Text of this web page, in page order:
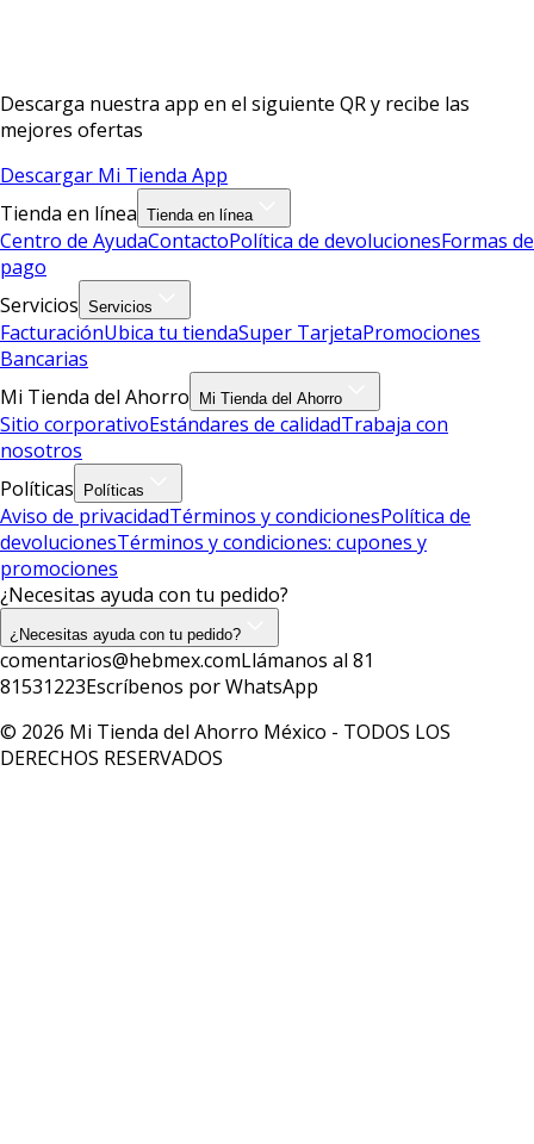
Descarga nuestra app en el siguiente QR y recibe las
mejores ofertas
Descargar Mi Tienda App
Tienda en línea Tienda en línea
Centro de AyudaContactoPolítica de devolucionesFormas de
pago
Servicios Servicios
FacturaciónUbica tu tiendaSuper TarjetaPromociones
Bancarias
Mi Tienda del Ahorro
Mi Tienda del Ahorro
Sitio corporativoEstándares de calidadTrabaja con
nosotros
Políticas
Políticas
Aviso de privacidadTérminos y condicionesPolítica de
devolucionesTérminos y condiciones: cupones y
promociones
¿Necesitas ayuda con tu pedido?
¿Necesitas ayuda con tu pedido?
comentarios@hebmex.comLlámanos al 81
81531223Escríbenos por WhatsApp
© 2026 Mi Tienda del Ahorro México - TODOS LOS
DERECHOS RESERVADOS